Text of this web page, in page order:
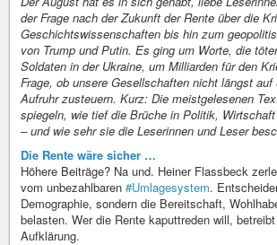
der Frage nach der Zukunft der Rente über die
Geschichtswissenschaften bis hin zum
von Trump und Putin. Es ging um Worte, die
Soldaten in der Ukraine, um Milliarden für den
Frage, ob unsere Gesellschaften nicht längst auf
Aufruhr zusteuern. Kurz: Die meistgelesenen
spiegeln, wie tief die Brüche in Politik,
– und wie sehr sie die Leserinnen und Leser
Die Rente wäre sicher …
Höhere Beiträge? Na und. Heiner Flassbeck
vom unbezahlbaren #Umlagesystem.
Demographie, sondern die Bereitschaft,
belasten. Wer die Rente kaputtreden will,
Aufklärung.